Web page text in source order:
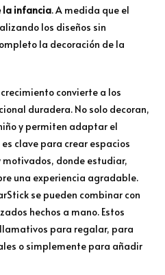
la infancia. A medida que el
los diseños sin
la decoración de la
convierte a los
duradera. No solo decoran,
y permiten adaptar el
clave para crear espacios
motivados, donde estudiar,
una experiencia agradable.
se pueden combinar con
hechos a mano. Estos
para regalar, para
o simplemente para añadir